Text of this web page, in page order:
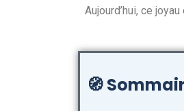
Aujourd’hui, ce
🧭